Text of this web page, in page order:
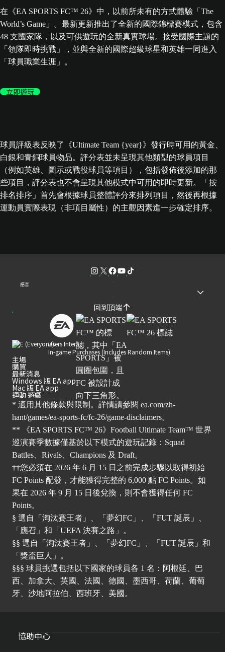
在《EA SPORTS FC™ 26》中，以前所未有的方式體驗「The
World’s Game」。最新更新推出了全新的國際錦標賽模式，包含
48 支國家隊，以及可供遊玩的全新真實球場。接受國際主題的
「領隊即時挑戰」，並與全新的國際超級球星和英雄一同進入
「球員職業生涯」。
立即遊玩
球員評級表反映了《Ultimate Team {year}》發行時可用的黃金、
白銀和青銅球員物品。評分表並未呈現其他類型的球員項目
（例如英雄、圖示或戰役球員等項目），包括發佈後添加的那
些項目，評分表也不會呈現其他模式中可用的即時更新。「按
排名排序」首先會根據球員整體評分來排列項目，然後再根據
運動員實際表現（非項目屬性）的主觀因素進一步確定排序。
語言
回到頂端
Users Interact
In-game Purchases (Includes Random Items)
主場
購買
最新消息
Windows 版 EA app
Mac 版 EA app
運動 遊戲
* 適用其他條款與限制。詳情請參閱 ea.com/zh-
hant/games/ea-sports-fc/fc-26/game-disclaimers。
** 《EA SPORTS FC™ 26》Football Ultimate Team™ 世界
巡演賽季數據僅基於以下模式的遊玩記錄：Squad
Battles、Rivals、Champions 及 Draft。
††您必須在 2026 年 6 月 15 日之前完成步驟以取得初始
FC Points 配發，才能獲得完整的 6,000 點 FC Points。如
果在 2026 年 9 月 15 日後兌換，則不會獲得任何 FC
Points。
§ 選自「淘汰賽王者」、「夢幻FC」、「FUT 誕辰」、
「應召」和「UEFA 決賽之路」。
§§ 選自「淘汰賽王者」、「夢幻FC」、「FUT 誕辰」和
「獎盃巨人」。
§§§ 球員挑選包括以下國家的球員各 1 名：阿根廷、巴
西、加拿大、英國、法國、德國、墨西哥、荷蘭、葡萄
牙、沙地阿拉伯、西班牙、美國。
協助中心